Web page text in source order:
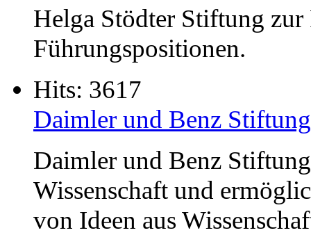
Helga Stödter Stiftung
Führungspositionen.
Hits: 3617
Daimler und Benz Stiftung
Daimler und Benz
Wissenschaft und
von Ideen aus